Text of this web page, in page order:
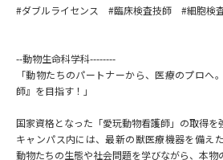
#ダブルライセンス #臨床検査技師 #細胞
--動物生命科学科--------
「動物たちのパートナーから、医療のプロへ
師』を目指す！」
国家資格となった「愛玩動物看護師」の取得を
キャンパス内には、最新の獣医療機器を備え
動物たちの生態や社会問題を学びながら、本物